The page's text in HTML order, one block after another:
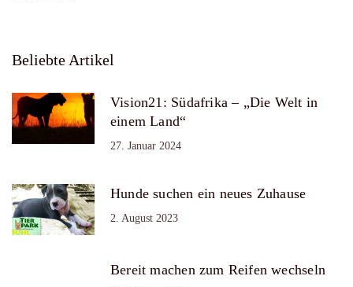
Beliebte Artikel
Vision21: Südafrika – „Die Welt in
einem Land“
27. Januar 2024
Hunde suchen ein neues Zuhause
2. August 2023
Bereit machen zum Reifen wechseln